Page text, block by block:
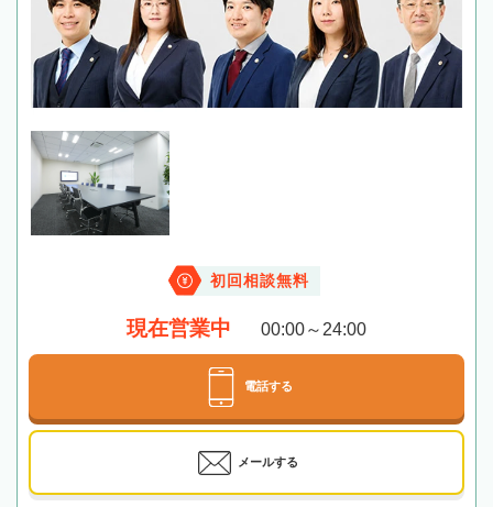
初回相談無料
現在営業中 00:00～24:00
電話する
メールする